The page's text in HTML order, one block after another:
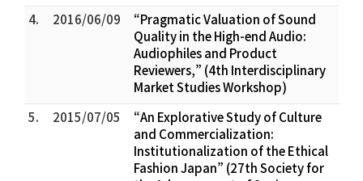
4.
2016/06/09
“Pragmatic Valuation of Sound
Quality in the High-end Audio:
Audiophiles and Product
Reviewers,” (4th Interdisciplinary
Market Studies Workshop)
5.
2015/07/05
“An Explorative Study of Culture
and Commercialization:
Institutionalization of the Ethical
Fashion Japan” (27th Society for